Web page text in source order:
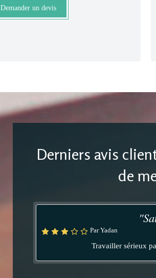
Demander un devis
Derniers avis
de
Par Yadan
Travailler sérieux